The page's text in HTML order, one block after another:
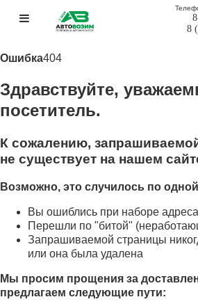
8
Ошибка404
Здравствуйте,
посетитель.
К сожалению,
не существует на нашем
Возможно, это случилось по
Вы ошиблись при наборе
Перешли по "битой"
Запрашиваемой страницы
или она была удалена
Мы просим прощения за
предлагаем следующие пути: